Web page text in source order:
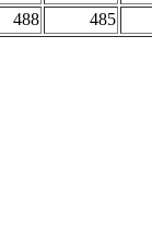
488 485